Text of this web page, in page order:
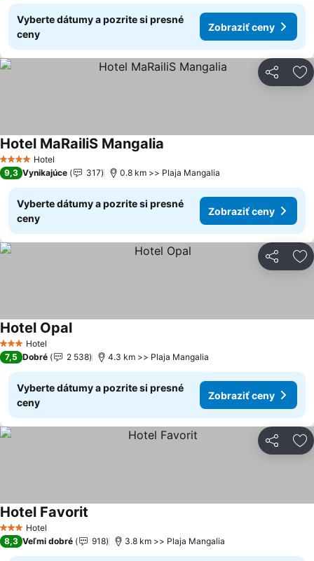
Vyberte dátumy a pozrite si presné
ceny
Zobraziť ceny
Zdieľať
4 Počet hviezdičiek
Hotel
Hotel MaRailiS Mangalia
9,3 Vynikajúce 317 0.8 km >> Plaja Mangalia
Vyberte dátumy a pozrite si presné
ceny
Zobraziť ceny
Zdieľať
3 Počet hviezdičiek
Hotel
Hotel OpalZobraziť ceny
7,5 Dobré 2 538 4.3 km >> Plaja Mangalia
Vyberte dátumy a pozrite si presné
ceny
Zobraziť ceny
Zdieľať
3 Počet hviezdičiek
Hotel
Hotel Favorit
8,3 Veľmi dobré 918 3.8 km >> Plaja Mangalia